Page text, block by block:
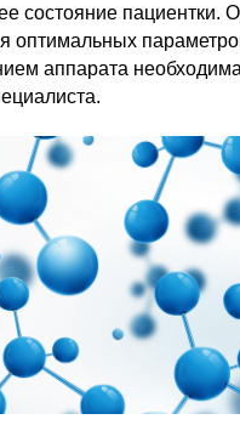
состояние пациентки.
оптимальных
аппарата необходима